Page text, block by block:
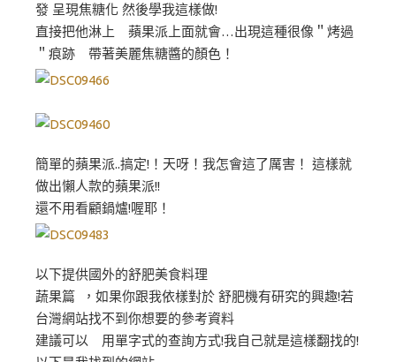
發 呈現焦糖化 然後學我這樣做!
直接把他淋上 蘋果派上面就會…出現這種很像＂烤過
＂痕跡 帶著美麗焦糖醬的顏色！
簡單的蘋果派..搞定!！天呀！我怎會這了厲害！ 這樣就
做出懶人款的蘋果派!!
還不用看顧鍋爐!喔耶！
以下提供國外的舒肥美食料理
蔬果篇 ，如果你跟我依樣對於 舒肥機有研究的興趣!若
台灣網站找不到你想要的參考資料
建議可以 用單字式的查詢方式!我自己就是這樣翻找的!